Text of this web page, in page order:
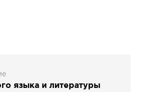
языка и литературы